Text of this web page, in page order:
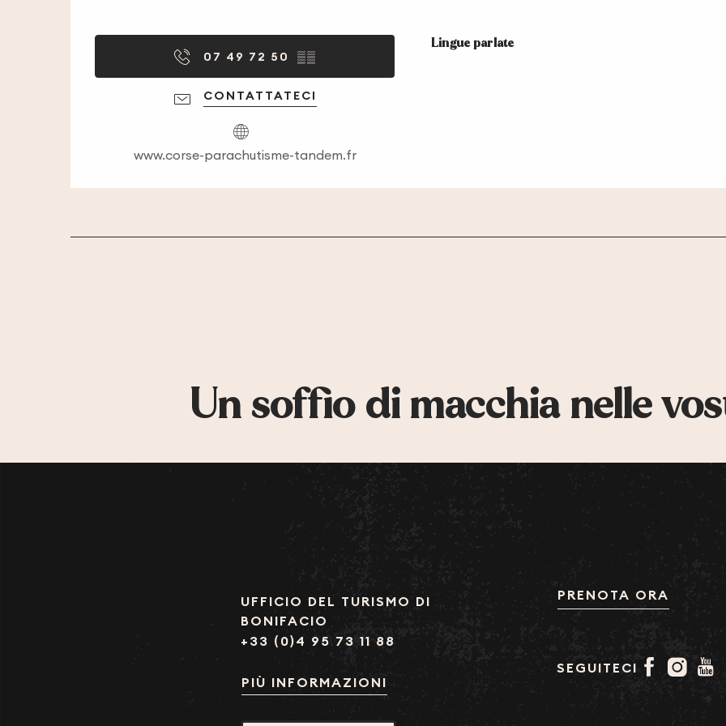
07 49 72 50 ▒▒
CONTATTATECI
www.corse-parachutisme-tandem.fr
Lingue parlate
Lingue parlate
Un soffio di macchia nelle
UFFICIO DEL TURISMO DI
BONIFACIO
+33 (0)4 95 73 11 88
PIÙ INFORMAZIONI
SEGUITECI
PRENOTA ORA